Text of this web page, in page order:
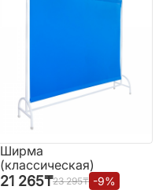
Ширма
(классическая)
21 265₸23 295₸ -9%